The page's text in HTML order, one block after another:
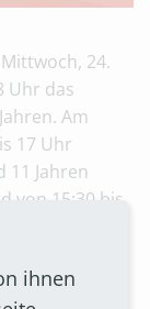
24.
Uhr das
Am
17 Uhr
11 Jahren
von 15:30 bis
Alle
ihnen